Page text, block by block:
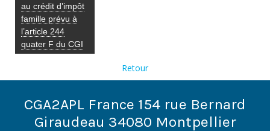
au crédit d’impôt
famille prévu à
l’article 244
quater F du CGI
Retour
CGA2APL France 154 rue Bernard
Giraudeau 34080 Montpellier